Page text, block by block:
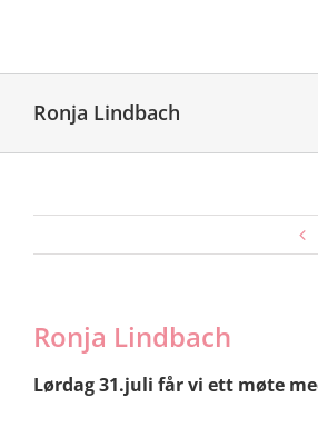
content
Ronja Lindbach
Ronja Lindbach
Lørdag 31.juli får vi ett møte